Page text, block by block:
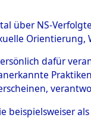
→
über NS-
dafür
beispielsweiser